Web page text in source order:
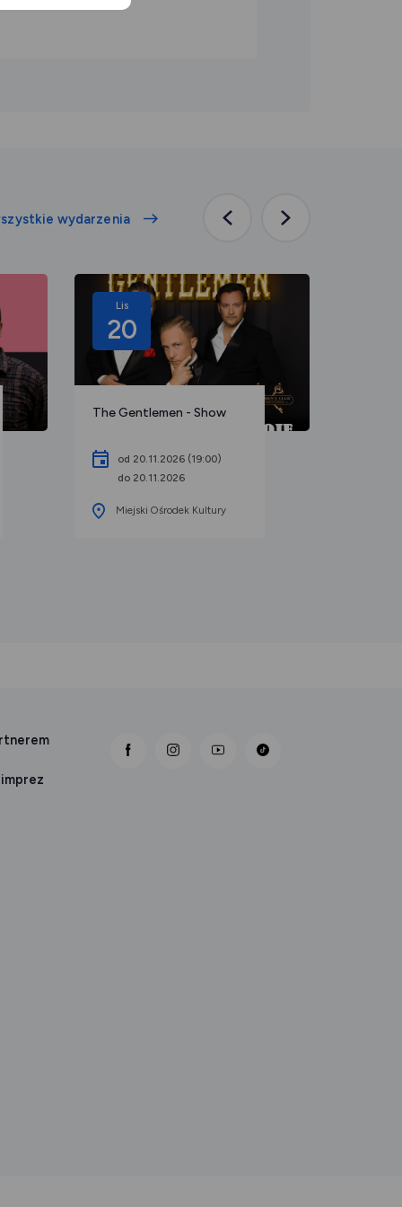
wydarzenia
Poprzednia
Następna
Lis
20
The Gentlemen - Show
od 20.11.2026 (19:00)
do 20.11.2026
Miejski Ośrodek Kultury
link otwiera się nowej karcie
link otwiera się nowej karcie
link otwiera się nowej karcie